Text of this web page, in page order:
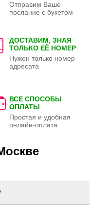
Отправим Ваше
послание с букетом
ДОСТАВИМ, ЗНАЯ
ТОЛЬКО ЕЁ НОМЕР
Нужен только номер
адресата
ВСЕ СПОСОБЫ
ОПЛАТЫ
Простая и удобная
онлайн-оплата